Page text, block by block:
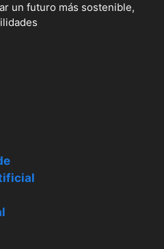
un futuro más sostenible,